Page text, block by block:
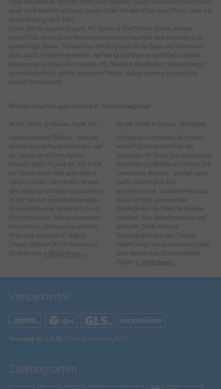
Oder wie wäre es mit dem Filter nach Marken? Denn Sie können die Games
auch nach Marken auflisten lassen. Oder mit dem Filter nach Preis. Oder mit
der Auflistung nach Titel.
Wenn Sie bestimmte Games, PC Spiele & PlayStation Spiele suchen,
können Sie dies mit der direkten Artikelsuche machen und ersparen sich
aufwendige Suche. So kommen Sie schneller an Ihr Spiel und können es
dann auch schneller genießen. Auf die Qualität von expert-TechnoMarkt
können Sie sich bei allen Games, PC Spiele & PlayStation Spiele ebenso
gut verlassen wie auf die günstigen Preise. Happy gaming wünscht Ihr
expert-TechnoMarkt.
Wissenswertes aus unserem Technikratgeber
Apples Gaming-Flatrate - Was du
wissen musst! Apple bietet nun seit
ca. einem Monat ihre Spiele
Flatrate Apple Arcade an. Für 4,99€
pro Monat kann man unbegrenzt
Spiele zocken. Den ersten Monat
darf sogar gratis testen und danach
ist der Service monatlich kündbar.
Vorgestellt wurde Apple Arcade im
Frühjahr diesen Jahres zusammen
mit anderen Serviceprogrammen.
Was wird angeboten? Aktuell
(Stand: Oktober 2019) werden ca.
80 exklusive
» Weiterlesen...
Sie wissen nicht was Sie zocken
sollen? Dann kommt hier die
Spieletipp für März. Das Actionspiel
Ghost Recon Wildlands ist hier! Die
Geschichte Bolivien, wenige Jahre
nach unserer Zeit: Der
wunderschöne, südamerikanische
Staat hat sich zum größten
Produzenten der Welt für Kokain
etabliert. Das beeinflussende und
boshafte Santa-Blanca-
Drogenkartell hat den Staat in
einen Drogenstaat verwandelt und
führt diesen zur Gesetzlosigkeit,
Furcht,
» Weiterlesen...
Versandinfos
Versand ab € 0,00 (Ausnahmen möglich)
Zahlungsarten